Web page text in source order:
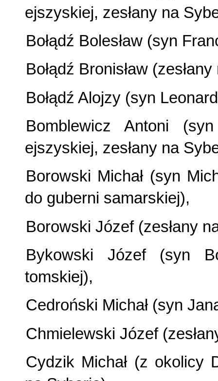
ejszyskiej, zesłany na
Bołądź Bolesław (syn
Bołądź Bronisław
Bołądź Alojzy (syn
Bomblewicz Antoni
ejszyskiej, zesłany na
Borowski Michał (syn
do guberni samarskiej),
Borowski Józef (zesłany
Bykowski Józef (syn
tomskiej),
Cedroński Michał (syn
Chmielewski Józef
Cydzik Michał (z okolicy